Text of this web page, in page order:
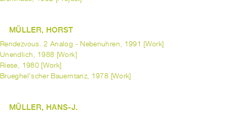
MÜLLER, HORST
Rendezvous. 2 Analog - Nebenuhren, 1991 [Work]
Unendlich, 1988 [Work]
Riese, 1980 [Work]
Brueghel'scher Bauerntanz, 1978 [Work]
MÜLLER, HANS-J.